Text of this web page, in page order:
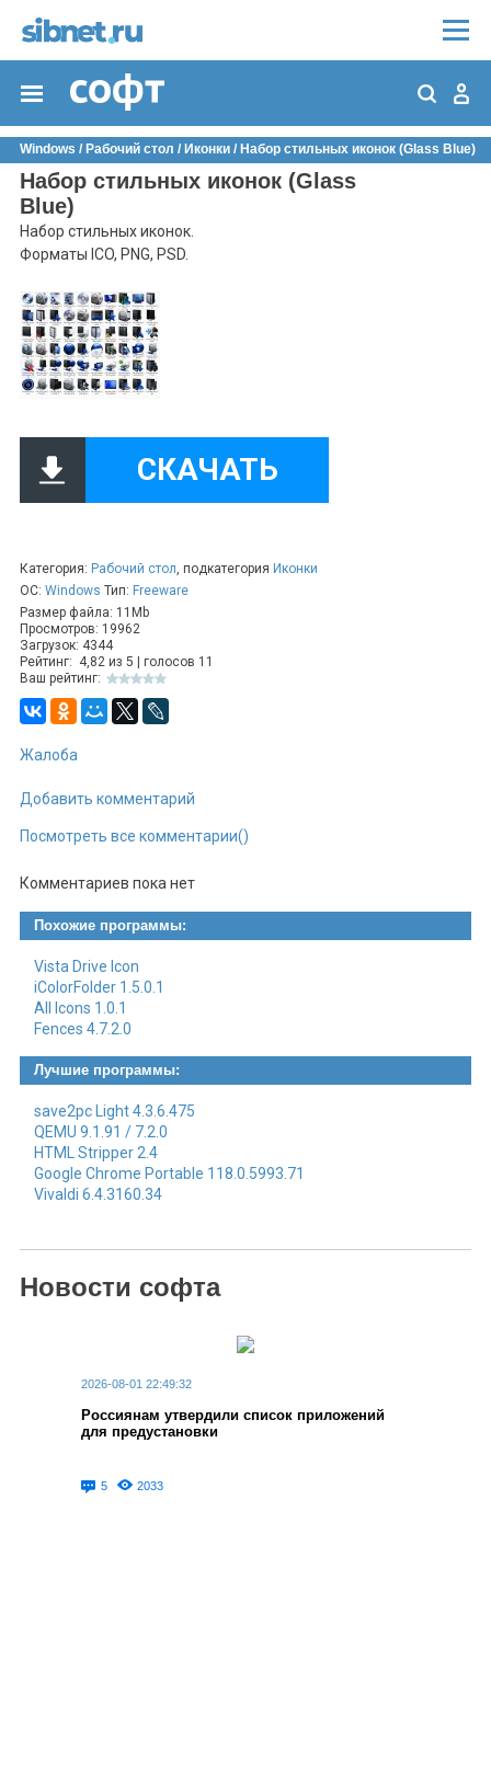
Windows / Рабочий стол / Иконки / Набор стильных иконок (Glass Blue)
Набор стильных иконок (Glass
Blue)
Набор стильных иконок.
Форматы ICO, PNG, PSD.
СКАЧАТЬ
Категория: Рабочий стол, подкатегория Иконки
ОС: Windows Тип: Freeware
Размер файла: 11Mb
Просмотров: 19962
Загрузок: 4344
Рейтинг: 4,82 из 5 | голосов 11
Ваш рейтинг:
Жалоба
Добавить комментарий
Посмотреть все комментарии()
Комментариев пока нет
Похожие программы:
Vista Drive Icon
iColorFolder 1.5.0.1
All Icons 1.0.1
Fences 4.7.2.0
Лучшие программы:
save2pc Light 4.3.6.475
QEMU 9.1.91 / 7.2.0
HTML Stripper 2.4
Google Chrome Portable 118.0.5993.71
Vivaldi 6.4.3160.34
Новости софта
2026-08-01 22:49:32
Россиянам утвердили список приложений
для предустановки
5 2033